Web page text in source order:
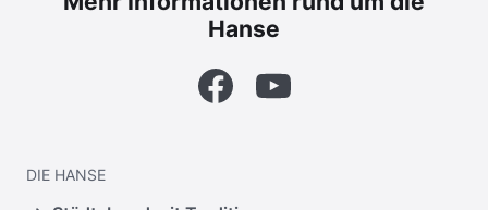
Hanse
FacebookYouTube
DIE HANSE